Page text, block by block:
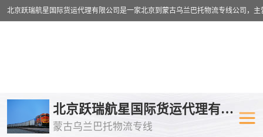
北京跃瑞航星国际货运代理有限公司
蒙古乌兰巴托物流专线
乌兰巴托物流专线 乌兰巴托铁
乌兰巴托公路运输